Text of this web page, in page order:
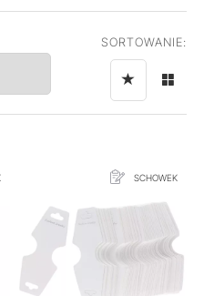
SORTOWANIE:
SCHOWEK